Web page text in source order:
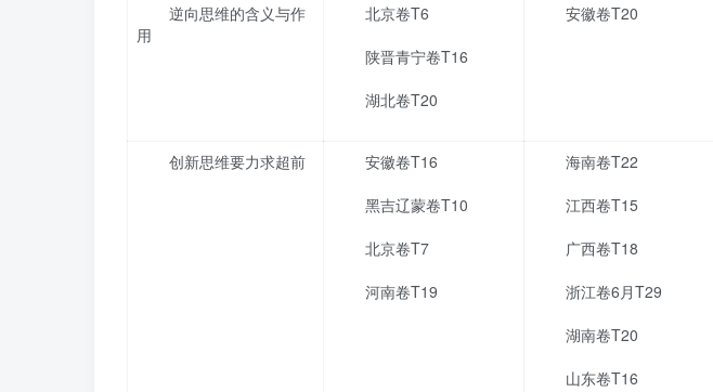
逆向思维的含义与作
用
北京卷T6
陕晋青宁卷T16
湖北卷T20
安徽卷T20
创新思维要力求超前
安徽卷T16
黑吉辽蒙卷T10
北京卷T7
河南卷T19
海南卷T22
江西卷T15
广西卷T18
浙江卷6月T29
湖南卷T20
山东卷T16